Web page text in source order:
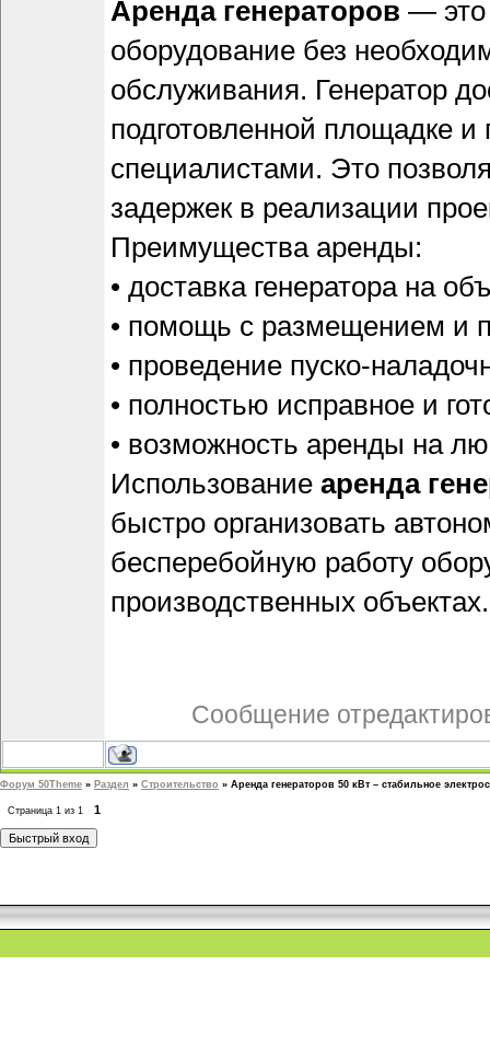
Аренда генераторов — это
оборудование без
обслуживания. Генератор
подготовленной площадке
специалистами. Это
задержек в реализации
Преимущества аренды:
• доставка генератора на
• помощь с размещением и
• проведение пуско-
• полностью исправное и
• возможность аренды на
Использование аренда
быстро организовать
бесперебойную работу
производственных объектах.
Сообщение
Форум 50Theme » Раздел » Строительство » Аренда генераторов 50 кВт – стабильное
Страница 1 из 1 1